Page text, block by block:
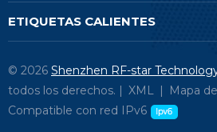
ETIQUETAS CALIENTES
© 2026 Shenzhen RF-star
todos los derechos. | XML | Mapa
Compatible con red IPv6